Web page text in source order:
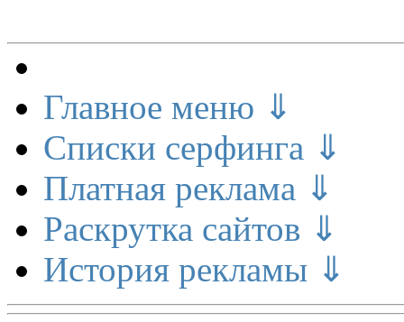
Главное меню ⇓
Списки серфинга ⇓
Платная реклама ⇓
Раскрутка сайтов ⇓
История рекламы ⇓